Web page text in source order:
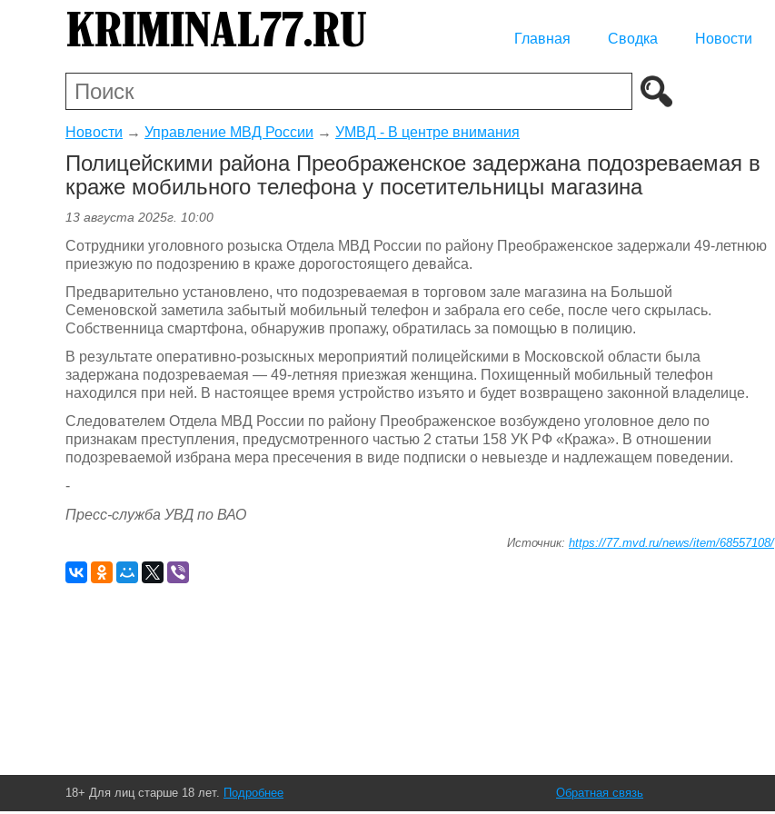
Главная Сводка Новости
Новости → Управление МВД России → УМВД - В центре внимания
Полицейскими района Преображенское задержана подозреваемая в
краже мобильного телефона у посетительницы магазина
13 августа 2025г. 10:00
Сотрудники уголовного розыска Отдела МВД России по району Преображенское задержали 49-летнюю
приезжую по подозрению в краже дорогостоящего девайса.
Предварительно установлено, что подозреваемая в торговом зале магазина на Большой
Семеновской заметила забытый мобильный телефон и забрала его себе, после чего скрылась.
Собственница смартфона, обнаружив пропажу, обратилась за помощью в полицию.
В результате оперативно-розыскных мероприятий полицейскими в Московской области была
задержана подозреваемая — 49-летняя приезжая женщина. Похищенный мобильный телефон
находился при ней. В настоящее время устройство изъято и будет возвращено законной владелице.
Следователем Отдела МВД России по району Преображенское возбуждено уголовное дело по
признакам преступления, предусмотренного частью 2 статьи 158 УК РФ «Кража». В отношении
подозреваемой избрана мера пресечения в виде подписки о невыезде и надлежащем поведении.
-
Пресс-служба УВД по ВАО
Источник: https://77.mvd.ru/news/item/68557108/
18+ Для лиц старше 18 лет. Подробнее Обратная связь